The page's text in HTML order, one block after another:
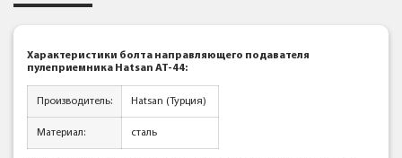
Характеристики болта направляющего подавателя
пулеприемника Hatsan AT-44:
Производитель: Hatsan (Турция)
Материал: сталь